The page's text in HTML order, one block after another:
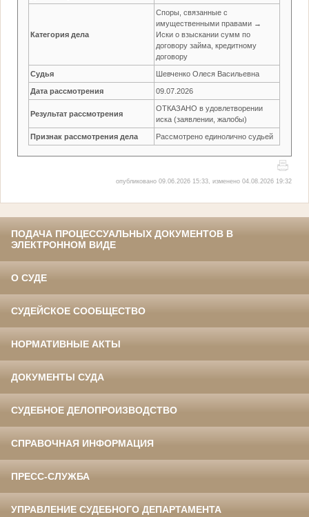
Категория дела
Споры, связанные с
имущественными правами →
Иски о взыскании сумм по
договору займа, кредитному
договору
Судья Шевченко Олеся Васильевна
Дата рассмотрения 09.07.2026
Результат рассмотрения
ОТКАЗАНО в удовлетворении
иска (заявлении, жалобы)
Признак рассмотрения дела Рассмотрено единолично судьей
опубликовано 09.06.2026 15:33, изменено 04.08.2026 19:32
ПОДАЧА ПРОЦЕССУАЛЬНЫХ ДОКУМЕНТОВ В
ЭЛЕКТРОННОМ ВИДЕ
О СУДЕ
СУДЕЙСКОЕ СООБЩЕСТВО
НОРМАТИВНЫЕ АКТЫ
ДОКУМЕНТЫ СУДА
СУДЕБНОЕ ДЕЛОПРОИЗВОДСТВО
СПРАВОЧНАЯ ИНФОРМАЦИЯ
ПРЕСС-СЛУЖБА
УПРАВЛЕНИЕ СУДЕБНОГО ДЕПАРТАМЕНТА